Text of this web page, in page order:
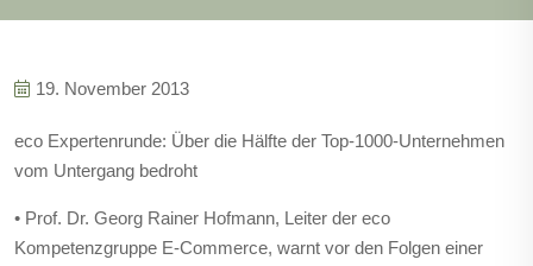
19. November 2013
eco Expertenrunde: Über die Hälfte der Top-1000-Unternehmen
vom Untergang bedroht
• Prof. Dr. Georg Rainer Hofmann, Leiter der eco
Kompetenzgruppe E-Commerce, warnt vor den Folgen einer